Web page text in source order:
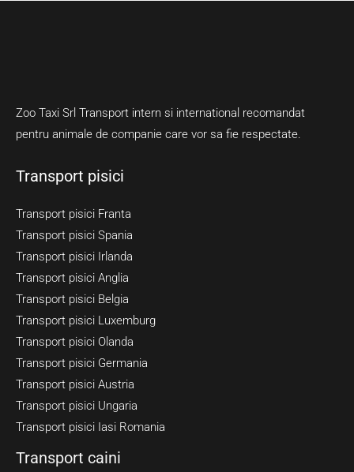
Zoo Taxi Srl Transport intern si international recomandat
pentru animale de companie care vor sa fie respectate.
Transport pisici
Transport pisici Franta
Transport pisici Spania
Transport pisici Irlanda
Transport pisici Anglia
Transport pisici Belgia
Transport pisici Luxemburg
Transport pisici Olanda
Transport pisici Germania
Transport pisici Austria
Transport pisici Ungaria
Transport pisici Iasi Romania
Transport caini